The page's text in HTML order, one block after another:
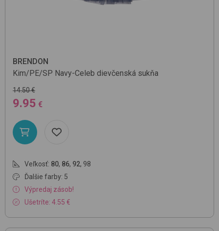
BRENDON
Kim/PE/SP Navy-Celeb dievčenská sukňa
14.50 €
9.95 €
Veľkosť: 80, 86, 92, 98
Ďalšie farby: 5
Výpredaj zásob!
Ušetríte: 4.55 €